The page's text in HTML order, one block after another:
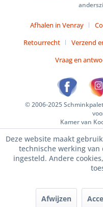
Afhalen in Venray
Retourrecht
Verzend
Vraag en
© 2006-2025
Kamer van
Deze website maakt
technische werking
ingesteld. Andere
Afwijzen